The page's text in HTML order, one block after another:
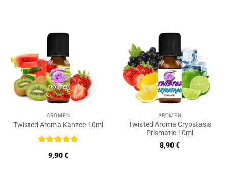
AROMEN
Twisted Aroma Kanzee 10ml
Bewertet
mit5von
9,90€
AROMEN
Twisted Aroma Cryostasis
Prismatic 10ml
8,90€